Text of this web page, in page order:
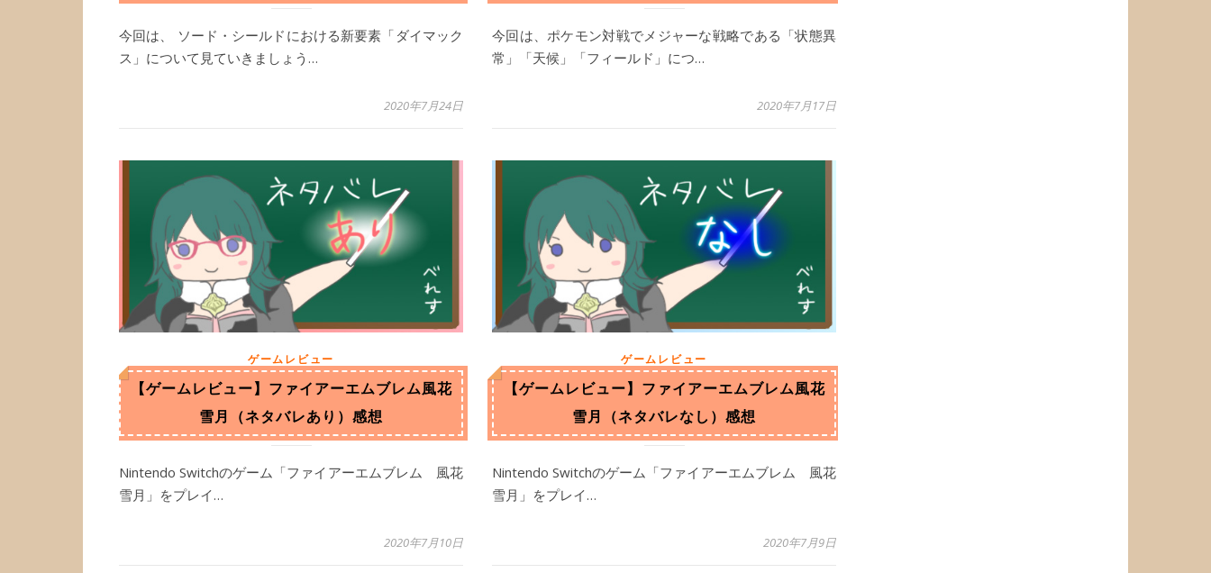
今回は、 ソード・シールドにおける新要素「ダイマック
ス」について見ていきましょう…
2020年7月24日
今回は、ポケモン対戦でメジャーな戦略である「状態異
常」「天候」「フィールド」につ…
2020年7月17日
ゲームレビュー
【ゲームレビュー】ファイアーエムブレム風花
雪月（ネタバレあり）感想
Nintendo Switchのゲーム「ファイアーエムブレム 風花
雪月」をプレイ…
2020年7月10日
ゲームレビュー
【ゲームレビュー】ファイアーエムブレム風花
雪月（ネタバレなし）感想
Nintendo Switchのゲーム「ファイアーエムブレム 風花
雪月」をプレイ…
2020年7月9日